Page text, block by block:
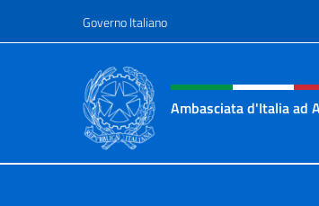
Governo Italiano
Intestazione sito,
Ambasciata d'Italia ad